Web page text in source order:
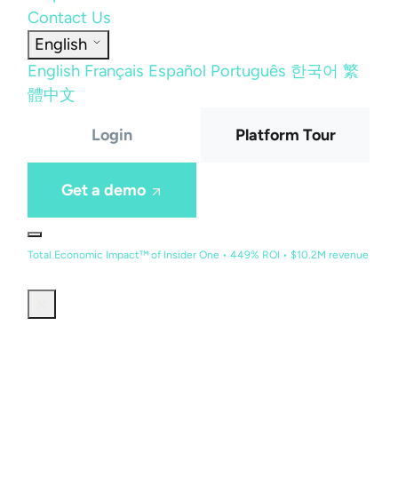
Contact Us
English
English Français Español Português 한국어 繁
體中文
Login Platform Tour
Get a demo
Total Economic Impact™ of Insider One • 449% ROI • $10.2M revenue